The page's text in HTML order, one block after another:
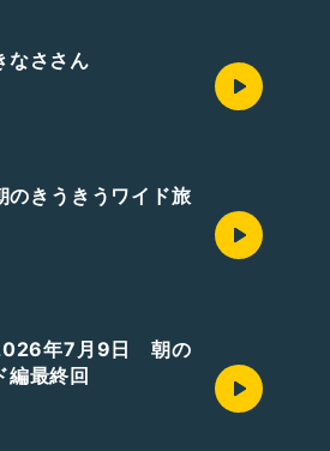
なささん
きうきうワイド旅
2026年7月9日 朝の
編最終回